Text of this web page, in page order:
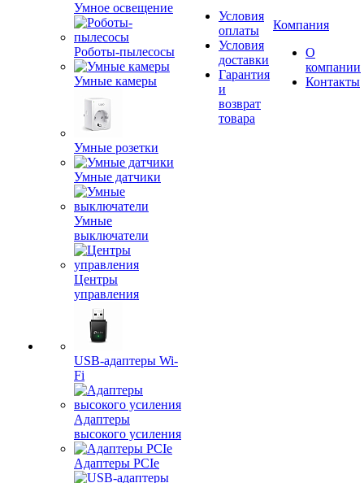
Умное освещение
Роботы-пылесосы
Умные камеры
Умные розетки
Умные датчики
Умные
выключатели
Центры
управления
USB-адаптеры Wi-
Fi
Адаптеры
высокого усиления
Адаптеры PCIe
Условия
оплаты
Условия
доставки
Гарантия
и
возврат
товара
Компания
О
компании
Контакты